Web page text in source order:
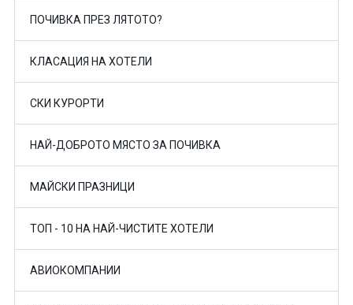
ПОЧИВКА ПРЕЗ ЛЯТОТО?
КЛАСАЦИЯ НА ХОТЕЛИ
СКИ КУРОРТИ
НАЙ-ДОБРОТО МЯСТО ЗА ПОЧИВКА
МАЙСКИ ПРАЗНИЦИ
ТОП - 10 НА НАЙ-ЧИСТИТЕ ХОТЕЛИ
АВИОКОМПАНИИ